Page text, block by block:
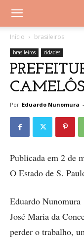
Início brasileiros
brasileiros cidades
Por Eduardo Nunomura -
Publicada em 2 de
O Estado de S.
Eduardo Nunomura
José Maria da
perder o trabalho,